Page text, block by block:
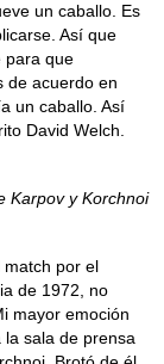
un caballo. Es
Así que
para que
de acuerdo en
un caballo. Así
David Welch.
Karpov y Korchnoi
match por el
de 1972, no
mayor emoción
sala de prensa